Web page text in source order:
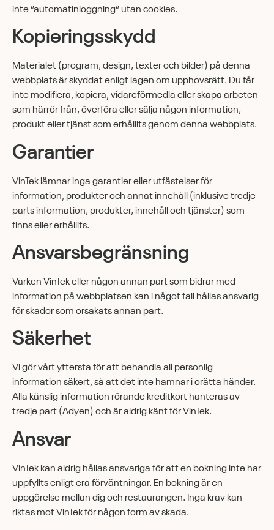
inte ”automatinloggning” utan cookies.
Kopieringsskydd
Materialet (program, design, texter och bilder) på denna
webbplats är skyddat enligt lagen om upphovsrätt. Du får
inte modifiera, kopiera, vidareförmedla eller skapa arbeten
som härrör från, överföra eller sälja någon information,
produkt eller tjänst som erhållits genom denna webbplats.
Garantier
VinTek lämnar inga garantier eller utfästelser för
information, produkter och annat innehåll (inklusive tredje
parts information, produkter, innehåll och tjänster) som
finns eller erhållits.
Ansvarsbegränsning
Varken VinTek eller någon annan part som bidrar med
information på webbplatsen kan i något fall hållas ansvarig
för skador som orsakats annan part.
Säkerhet
Vi gör vårt yttersta för att behandla all personlig
information säkert, så att det inte hamnar i orätta händer.
Alla känslig information rörande kreditkort hanteras av
tredje part (Adyen) och är aldrig känt för VinTek.
Ansvar
VinTek kan aldrig hållas ansvariga för att en bokning inte har
uppfyllts enligt era förväntningar. En bokning är en
uppgörelse mellan dig och restaurangen. Inga krav kan
riktas mot VinTek för någon form av skada.